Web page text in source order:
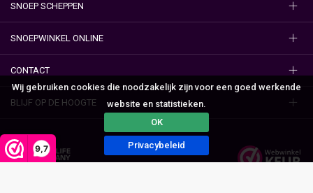
9,7
Wij gebruiken cookies die noodzakelijk zijn voor een goed werkende
website en statistieken.
OK
Privacybeleid
SNOEP SCHEPPEN
SNOEPWINKEL ONLINE
CONTACT
BLIJF OP DE HOOGTE